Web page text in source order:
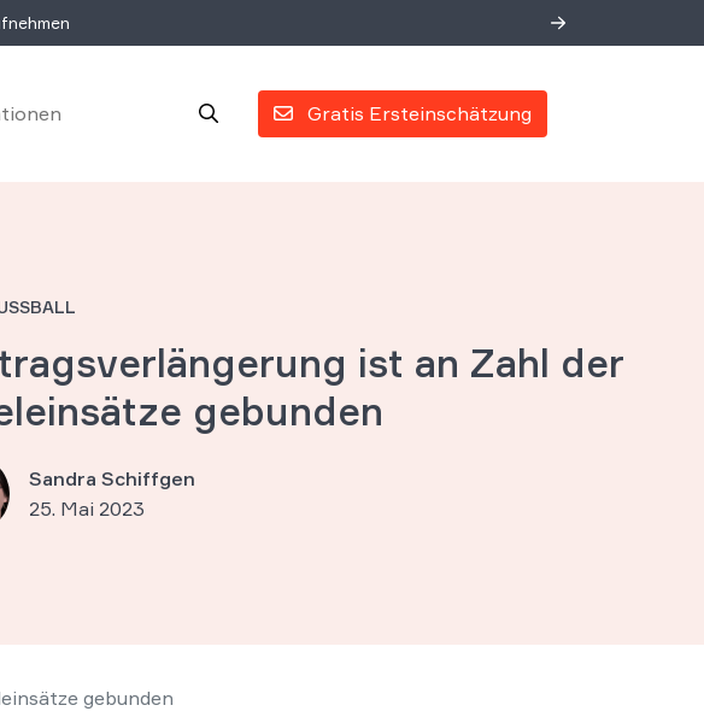
Gratis Ersteinschätzung
ist an Zahl der
gebunden
Sandra Schiffgen
25. Mai 2023
gebunden